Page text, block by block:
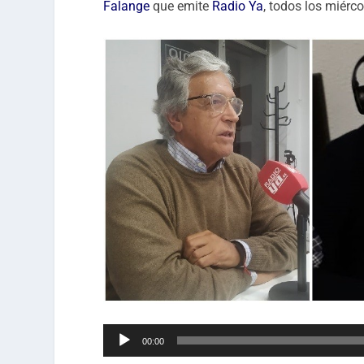
Falange que emite Radio Ya, todos los
Reproductor
00:00